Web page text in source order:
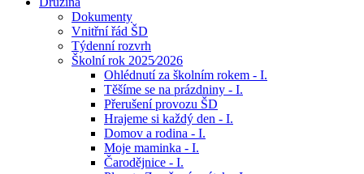
Dokumenty
Vnitřní řád ŠD
Týdenní rozvrh
Školní rok 2025⁄2026
Ohlédnutí za školním rokem - I.
Těšíme se na prázdniny - I.
Přerušení provozu ŠD
Hrajeme si každý den - I.
Domov a rodina - I.
Moje maminka - I.
Čarodějnice - I.